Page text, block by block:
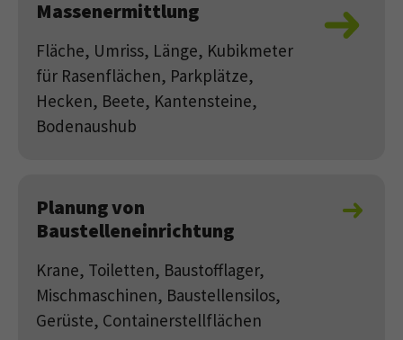
Massenermittlung
Fläche, Umriss, Länge, Kubikmeter
für Rasenflächen, Parkplätze,
Hecken, Beete, Kantensteine,
Bodenaushub
Planung von
Baustelleneinrichtung
Krane, Toiletten, Baustofflager,
Mischmaschinen, Baustellensilos,
Gerüste, Containerstellflächen